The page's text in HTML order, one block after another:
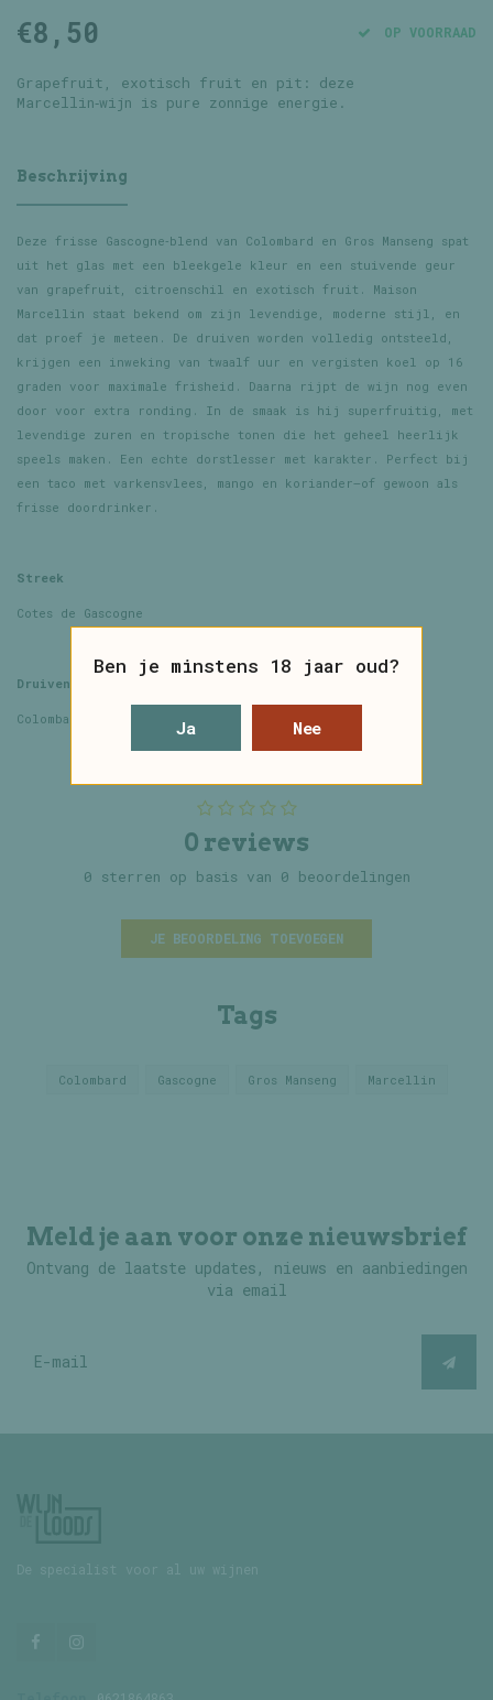
€8,50 OP VOORRAAD
Grapefruit, exotisch fruit en pit: deze
Marcellin‑wijn is pure zonnige energie.
Beschrijving
Deze frisse Gascogne‑blend van Colombard en Gros Manseng spat
uit het glas met een bleekgele kleur en een stuivende geur
van grapefruit, citroenschil en exotisch fruit. Maison
Marcellin staat bekend om zijn levendige, moderne stijl, en
dat proef je meteen. De druiven worden volledig ontsteeld,
krijgen een inweking van twaalf uur en vergisten koel op 16
graden voor maximale frisheid. Daarna rijpt de wijn nog even
door voor extra ronding. In de smaak is hij superfruitig, met
levendige zuren en tropische tonen die het geheel heerlijk
speels maken. Een echte dorstlesser met karakter. Perfect bij
een taco met varkensvlees, mango en koriander—of gewoon als
frisse doordrinker.
Streek
Cotes de Gascogne
Druiven
Colombard en Gros Manseng
0 reviews
0 sterren op basis van 0 beoordelingen
JE BEOORDELING TOEVOEGEN
Tags
Colombard Gascogne Gros Manseng Marcellin
Meld je aan voor onze nieuwsbrief
Ontvang de laatste updates, nieuws en aanbiedingen
via email
De specialist voor al uw wijnen
Ben je minstens 18 jaar oud?
Ja Nee